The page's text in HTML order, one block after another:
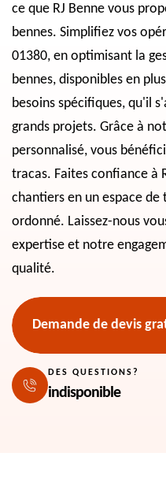
ce que RJ Benne vous
bennes. Simplifiez vos
01380, en optimisant la
bennes, disponibles en
besoins spécifiques, qu'il
grands projets. Grâce à
personnalisé, vous
tracas. Faites confiance à
chantiers en un espace
ordonné. Laissez-nous
expertise et notre
qualité.
Demande de devis
DES QUESTIONS?
indisponible